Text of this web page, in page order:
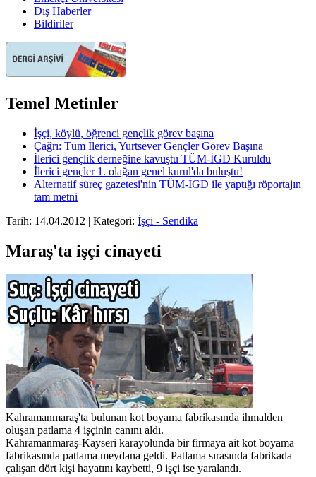
Dış Haberler
Bildiriler
Temel Metinler
İşçi, köylü, öğrenci gençlik görev başına
Çağrı: Tüm İlerici, Yurtsever Gençler Görev Başına
İlerici gençlik derneğine kavuştu TÜM-İGD Kuruldu
İlerici gençler 1. olağan genel kurul'da buluştu!
Alternatif süreç gazetesi'nin TÜM-İGD ile yaptığı röportajın
tam metni
Tarih: 14.04.2012 | Kategori: İşçi - Sendika
Maraş'ta işçi cinayeti
Kahramanmaraş'ta bulunan kot boyama fabrikasında ihmalden
oluşan patlama 4 işçinin canını aldı.
Kahramanmaraş-Kayseri karayolunda bir firmaya ait kot boyama
fabrikasında patlama meydana geldi. Patlama sırasında fabrikada
çalışan dört kişi hayatını kaybetti, 9 işçi ise yaralandı.